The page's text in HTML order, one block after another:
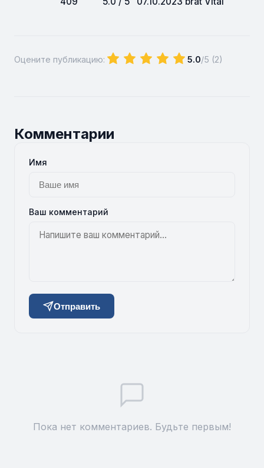
Оцените публикацию: 5.0/5 (2)
Комментарии
Имя
Ваш комментарий
Отправить
Пока нет комментариев. Будьте первым!